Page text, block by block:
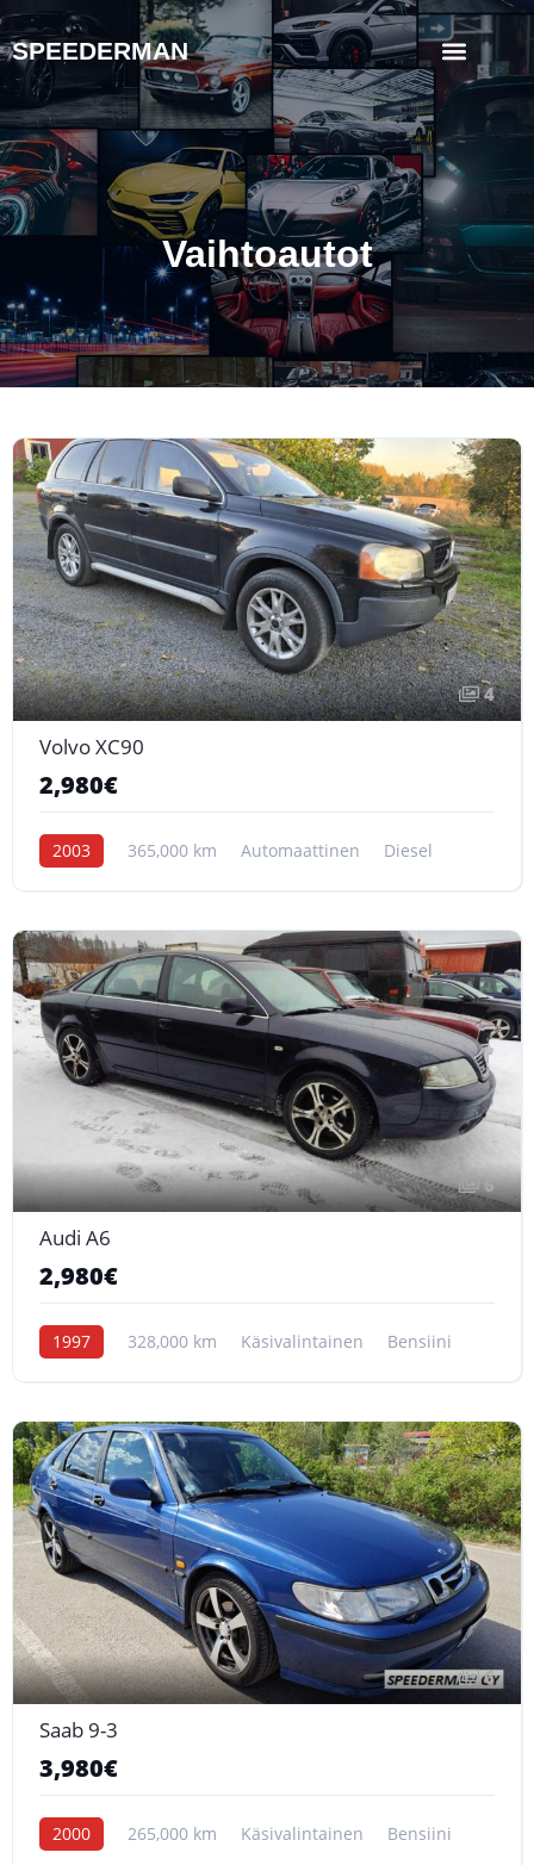
SPEEDERMAN
Vaihtoautot
4
Volvo XC90
2,980€
2003 365,000 km Automaattinen Diesel
6
Audi A6
2,980€
1997 328,000 km Käsivalintainen Bensiini
6
Saab 9-3
3,980€
2000 265,000 km Käsivalintainen Bensiini